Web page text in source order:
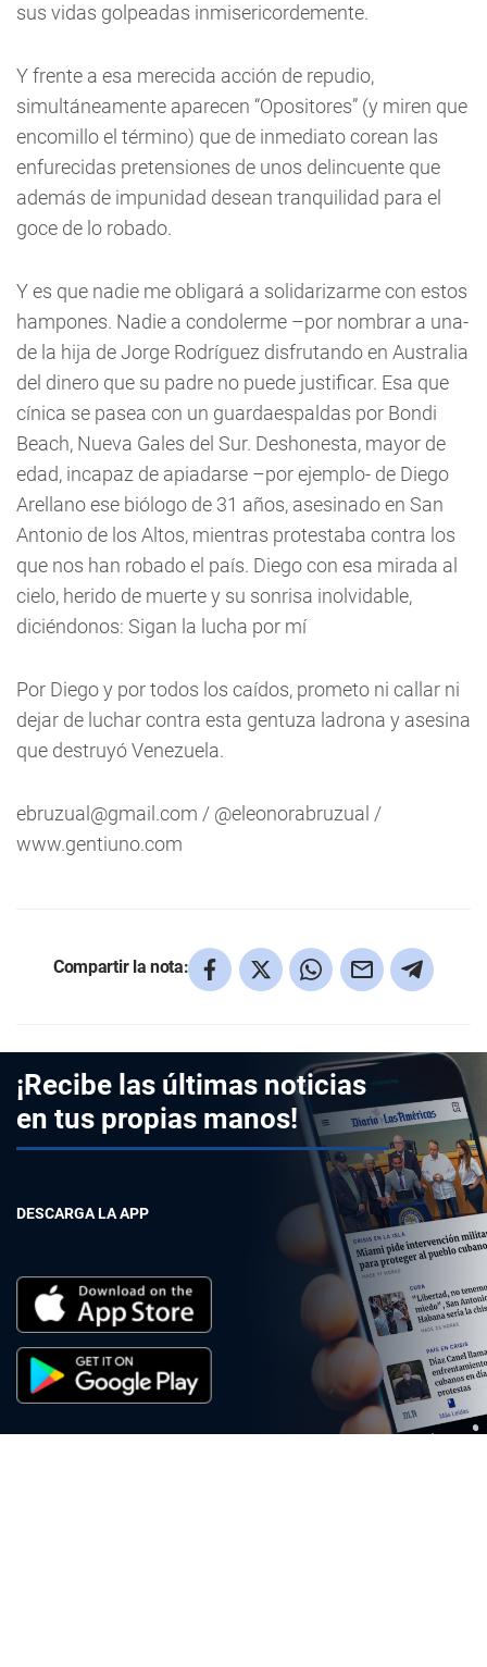
sus vidas golpeadas inmisericordemente.
Y frente a esa merecida acción de repudio,
simultáneamente aparecen “Opositores” (y miren que
encomillo el término) que de inmediato corean las
enfurecidas pretensiones de unos delincuente que
además de impunidad desean tranquilidad para el
goce de lo robado.
Y es que nadie me obligará a solidarizarme con estos
hampones. Nadie a condolerme –por nombrar a una-
de la hija de Jorge Rodríguez disfrutando en Australia
del dinero que su padre no puede justificar. Esa que
cínica se pasea con un guardaespaldas por Bondi
Beach, Nueva Gales del Sur. Deshonesta, mayor de
edad, incapaz de apiadarse –por ejemplo- de Diego
Arellano ese biólogo de 31 años, asesinado en San
Antonio de los Altos, mientras protestaba contra los
que nos han robado el país. Diego con esa mirada al
cielo, herido de muerte y su sonrisa inolvidable,
diciéndonos: Sigan la lucha por mí
Por Diego y por todos los caídos, prometo ni callar ni
dejar de luchar contra esta gentuza ladrona y asesina
que destruyó Venezuela.
ebruzual@gmail.com / @eleonorabruzual /
www.gentiuno.com
Compartir la nota:
¡Recibe las últimas noticias
en tus propias manos!
DESCARGA LA APP